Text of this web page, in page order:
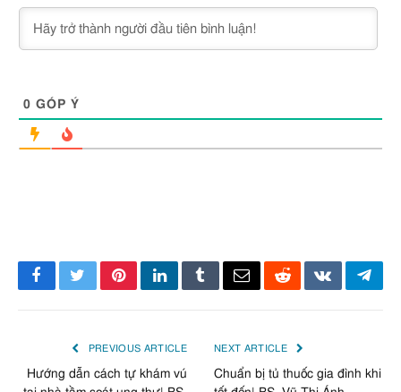
0 GÓP Ý
Facebook
TwitterPinterestLinkedInTumblrEmailRedditVKontakte
PREVIOUS ARTICLE
Hướng dẫn cách tự khám vú
NEXT ARTICLE
Chuẩn bị tủ thuốc gia đình khi